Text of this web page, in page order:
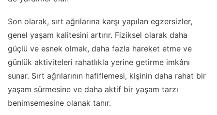
Son olarak, sırt ağrılarına karşı yapılan egzersizler,
genel yaşam kalitesini artırır. Fiziksel olarak daha
güçlü ve esnek olmak, daha fazla hareket etme ve
günlük aktiviteleri rahatlıkla yerine getirme imkânı
sunar. Sırt ağrılarının hafiflemesi, kişinin daha rahat bir
yaşam sürmesine ve daha aktif bir yaşam tarzı
benimsemesine olanak tanır.